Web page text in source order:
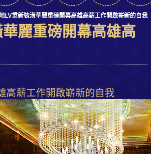
LV重新裝潢華麗重磅開幕高雄高薪工作開啟嶄新的自我
麗重磅開幕高雄高
高薪工作開啟嶄新的自我